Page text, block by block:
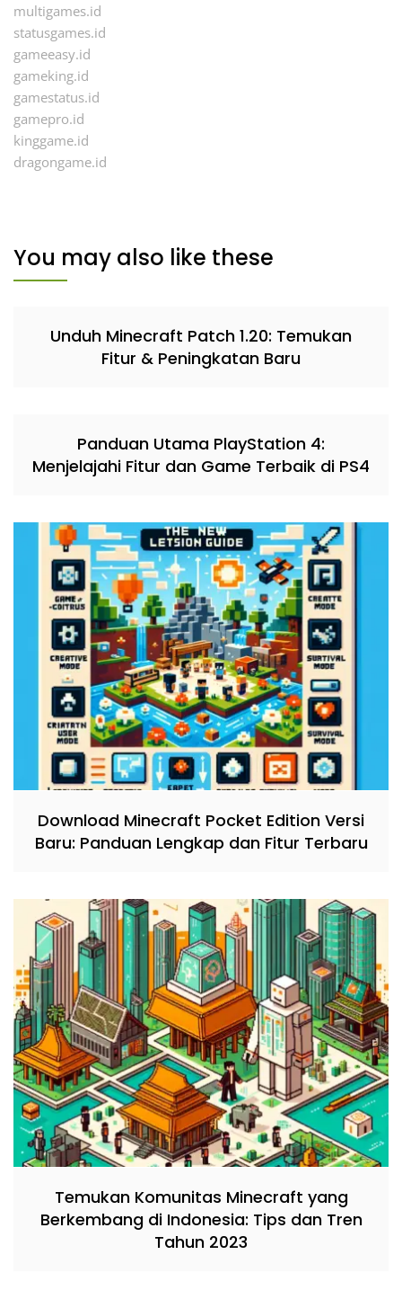
multigames.id
statusgames.id
gameeasy.id
gameking.id
gamestatus.id
gamepro.id
kinggame.id
dragongame.id
You may also like these
Unduh Minecraft Patch 1.20: Temukan
Fitur & Peningkatan Baru
Panduan Utama PlayStation 4:
Menjelajahi Fitur dan Game Terbaik di PS4
Download Minecraft Pocket Edition Versi
Baru: Panduan Lengkap dan Fitur Terbaru
Temukan Komunitas Minecraft yang
Berkembang di Indonesia: Tips dan Tren
Tahun 2023